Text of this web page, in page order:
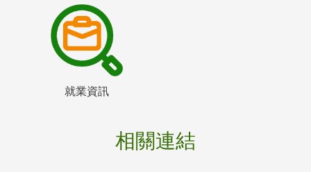
就業資訊
相關連結